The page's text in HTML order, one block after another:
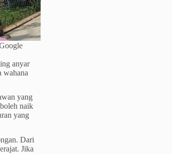
anyar
wahana
yang
naik
yang
Dari
Jika